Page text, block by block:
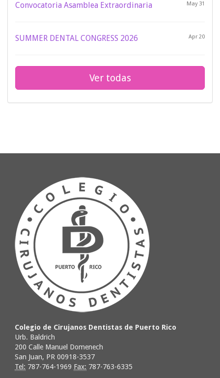
May 31
Convocatoria Asamblea Extraordinaria
Apr 20
SUMMER DENTAL CONGRESS 2026
Ver todas
Colegio de Cirujanos Dentistas de Puerto Rico
Urb. Baldrich
200 Calle Manuel Domenech
San Juan, PR 00918-3537
Tel: 787-764-1969 Fax: 787-763-6335